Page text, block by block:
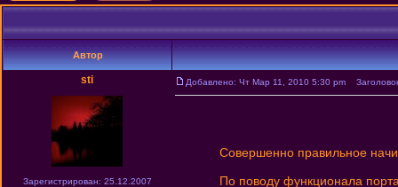
Автор
sti
Зарегистрирован: 25.12.2007
Добавлено: Чт Мар 11, 2010 5:30 pm
Совершенно правильное
По поводу функционала